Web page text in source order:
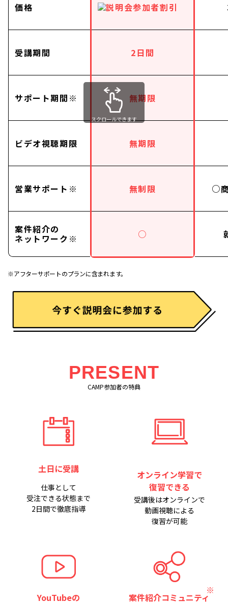
価格
受講期間
サポート期間※
ビデオ視聴期限
営業サポート※
案件紹介の
ネットワーク※
2日間
無期限
無期限
無制限
○
○
スクロールできます
※アフターサポートのプランに含まれます。
PRESENT
CAMP参加者の特典
土日に受講
仕事として
受注できる状態まで
2日間で徹底指導
オンライン学習で
復習できる
受講後はオンラインで
動画視聴による
復習が可能
YouTubeの 案件紹介コミュニティ